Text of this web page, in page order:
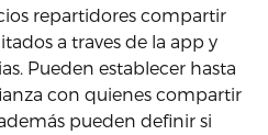
repartidores compartir
a traves de la app y
Pueden establecer hasta
con quienes compartir
pueden definir si